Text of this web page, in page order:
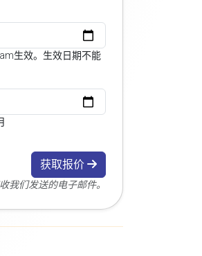
生效。生效日期不能
获取报价
我们发送的电子邮件。